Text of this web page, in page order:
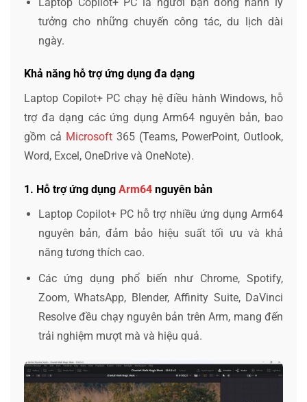
tưởng cho những chuyến công tác, du lịch dài
ngày.
Khả năng hỗ trợ ứng dụng đa dạng
Laptop Copilot+ PC chạy hệ điều hành Windows, hỗ
trợ đa dạng các ứng dụng Arm64 nguyên bản, bao
gồm cả Microsoft 365 (Teams, PowerPoint, Outlook,
Word, Excel, OneDrive và OneNote).
1. Hỗ trợ ứng dụng Arm64 nguyên bản
Laptop Copilot+ PC hỗ trợ nhiều ứng dụng Arm64
nguyên bản, đảm bảo hiệu suất tối ưu và khả
năng tương thích cao.
Các ứng dụng phổ biến như Chrome, Spotify,
Zoom, WhatsApp, Blender, Affinity Suite, DaVinci
Resolve đều chạy nguyên bản trên Arm, mang đến
trải nghiệm mượt mà và hiệu quả.